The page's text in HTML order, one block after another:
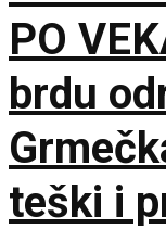
PO
brdu
teški i